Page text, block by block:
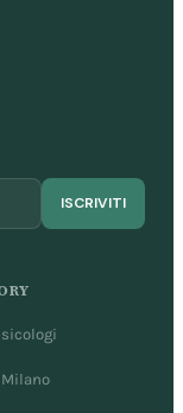
ISCRIVITI